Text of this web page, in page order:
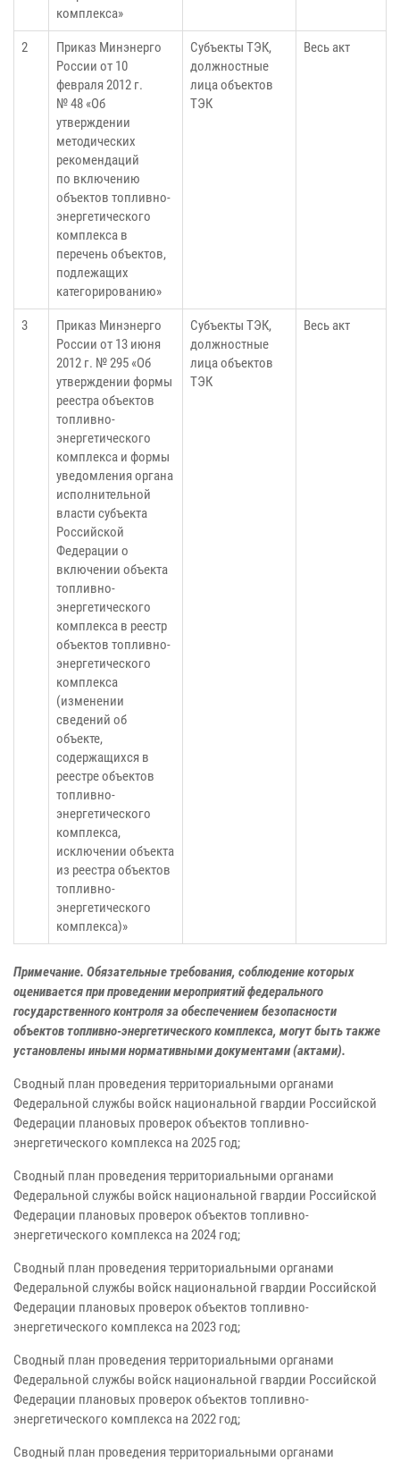
комплекса»
2
Приказ Минэнерго
России от 10
февраля 2012 г.
№ 48 «Об
утверждении
методических
рекомендаций
по включению
объектов топливно-
энергетического
комплекса в
перечень объектов,
подлежащих
категорированию»
Субъекты ТЭК,
должностные
лица объектов
ТЭК
Весь акт
3
Приказ Минэнерго
России от 13 июня
2012 г. № 295 «Об
утверждении формы
реестра объектов
топливно-
энергетического
комплекса и формы
уведомления органа
исполнительной
власти субъекта
Российской
Федерации о
включении объекта
топливно-
энергетического
комплекса в реестр
объектов топливно-
энергетического
комплекса
(изменении
сведений об
объекте,
содержащихся в
реестре объектов
топливно-
энергетического
комплекса,
исключении объекта
из реестра объектов
топливно-
энергетического
комплекса)»
Субъекты ТЭК,
должностные
лица объектов
ТЭК
Весь акт
Примечание. Обязательные требования, соблюдение которых
оценивается при проведении мероприятий федерального
государственного контроля за обеспечением безопасности
объектов топливно-энергетического комплекса, могут быть также
установлены иными нормативными документами (актами).
Сводный план проведения территориальными органами
Федеральной службы войск национальной гвардии Российской
Федерации плановых проверок объектов топливно-
энергетического комплекса на 2025 год;
Сводный план проведения территориальными органами
Федеральной службы войск национальной гвардии Российской
Федерации плановых проверок объектов топливно-
энергетического комплекса на 2024 год;
Сводный план проведения территориальными органами
Федеральной службы войск национальной гвардии Российской
Федерации плановых проверок объектов топливно-
энергетического комплекса на 2023 год;
Сводный план проведения территориальными органами
Федеральной службы войск национальной гвардии Российской
Федерации плановых проверок объектов топливно-
энергетического комплекса на 2022 год;
Сводный план проведения территориальными органами